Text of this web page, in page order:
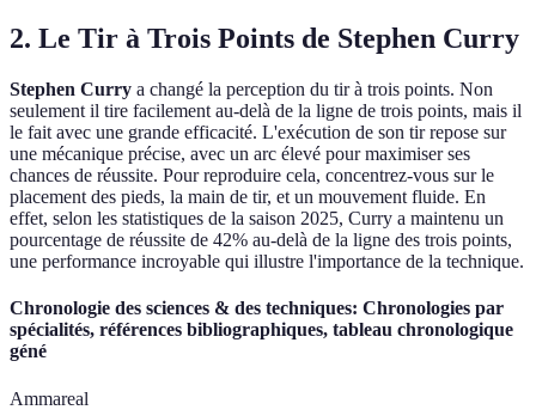
2. Le Tir à Trois Points de Stephen Curry
Stephen Curry a changé la perception du tir à trois points. Non
seulement il tire facilement au-delà de la ligne de trois points, mais il
le fait avec une grande efficacité. L'exécution de son tir repose sur
une mécanique précise, avec un arc élevé pour maximiser ses
chances de réussite. Pour reproduire cela, concentrez-vous sur le
placement des pieds, la main de tir, et un mouvement fluide. En
effet, selon les statistiques de la saison 2025, Curry a maintenu un
pourcentage de réussite de 42% au-delà de la ligne des trois points,
une performance incroyable qui illustre l'importance de la technique.
Chronologie des sciences & des techniques: Chronologies par
spécialités, références bibliographiques, tableau chronologique
géné
Ammareal